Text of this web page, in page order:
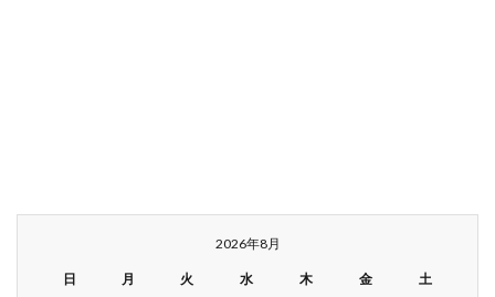
2026年8月
日 月 火 水 木 金 土